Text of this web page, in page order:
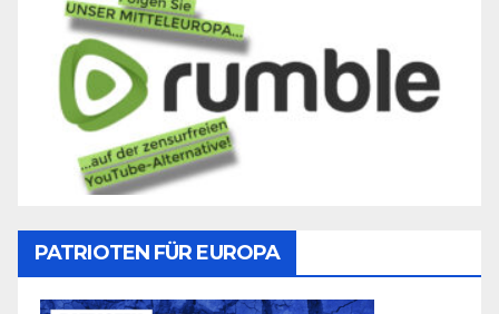
PATRIOTEN FÜR EUROPA